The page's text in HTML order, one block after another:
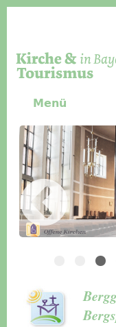
Menü
Slider Icon
Bild